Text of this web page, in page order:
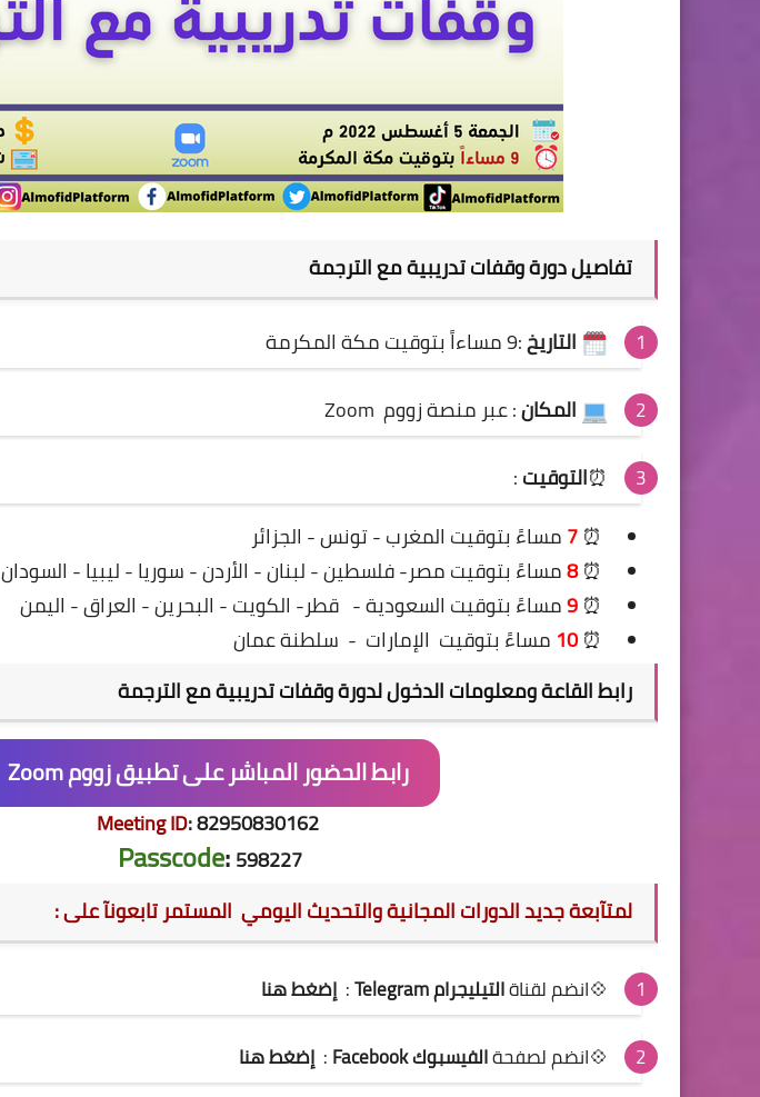
تفاصيلدورة وقفات تدريبية مع الترجمة
التاريخ:9 مساءاً بتوقيت مكة المكرمة
المكان: عبر منصة زووم Zoom
⏰التوقيت:
⏰
7مساءً بتوقيت المغرب - تونس - الجزائر
⏰
8مساءً بتوقيت مصر- فلسطين - لبنان - الأردن - سوريا - ليبيا - السودان
⏰
9مساءً بتوقيت السعودية - قطر- الكويت - البحرين - العراق - اليمن
⏰
10 مساءً بتوقيت الإمارات - سلطنة عمان
رابط القاعة ومعلومات الدخول لدورة وقفات تدريبية مع الترجمة
رابط الحضور المباشر على تطبيق زووم Zoom
Meeting ID:82950830162
Passcode:598227
لمتآبعة جديد الدورات المجانية والتحديث اليومي المستمر تابعونآ على :
💠انضم لقناةالتيليجرام Telegram : إضغط هنا
💠انضم لصفحةالفيسبوك Facebook : إضغط هنا